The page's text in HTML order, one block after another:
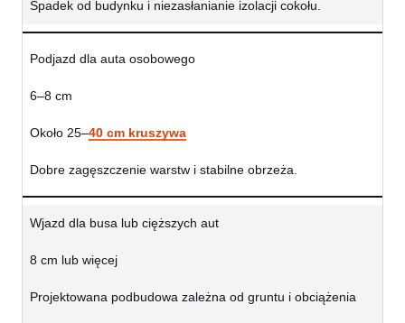
Spadek od budynku i niezasłanianie izolacji cokołu.
Podjazd dla auta osobowego
6–8 cm
Około 25–40 cm kruszywa
Dobre zagęszczenie warstw i stabilne obrzeża.
Wjazd dla busa lub cięższych aut
8 cm lub więcej
Projektowana podbudowa zależna od gruntu i obciążenia